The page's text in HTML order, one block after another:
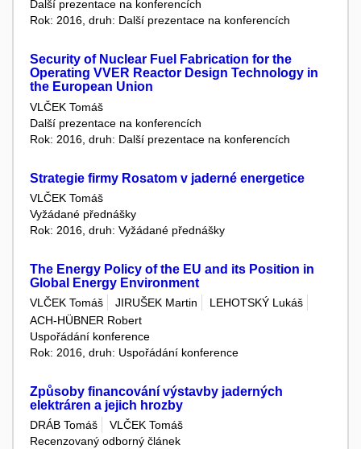
Další prezentace na konferencích
Rok: 2016, druh: Další prezentace na konferencích
Security of Nuclear Fuel Fabrication for the
Operating VVER Reactor Design Technology in
the European Union
VLČEK Tomáš
Další prezentace na konferencích
Rok: 2016, druh: Další prezentace na konferencích
Strategie firmy Rosatom v jaderné energetice
VLČEK Tomáš
Vyžádané přednášky
Rok: 2016, druh: Vyžádané přednášky
The Energy Policy of the EU and its Position in
Global Energy Environment
VLČEK Tomáš JIRUŠEK Martin
LEHOTSKÝ Lukáš
ACH-HÜBNER Robert
Uspořádání konference
Rok: 2016, druh: Uspořádání konference
Způsoby financování výstavby jaderných
elektráren a jejich hrozby
DRÁB Tomáš
VLČEK Tomáš
Recenzovaný odborný článek